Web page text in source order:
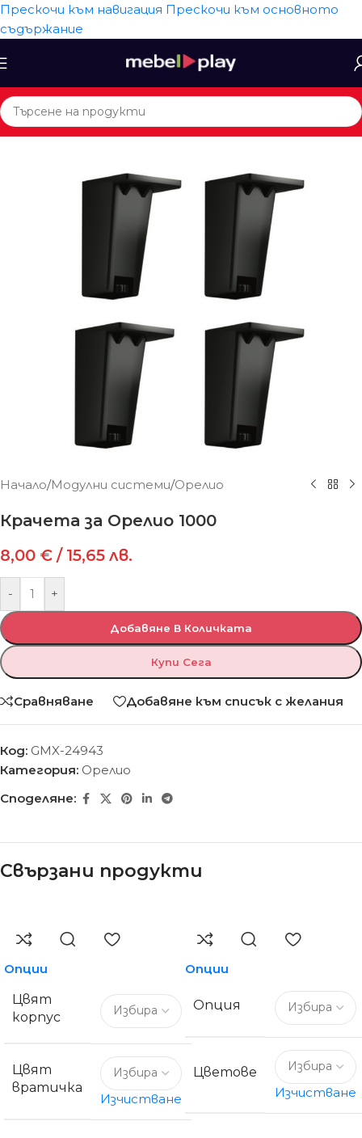
Прескочи към навигация Прескочи към основното
съдържание
Начало/Модулни системи/Орелио
Крачета за Орелио 1000
8,00 € / 15,65 лв.
- +
Добавяне В Количката
Купи Сега
Сравняване Добавяне към списък с желания
Код: GMX-24943
Категория: Орелио
Споделяне:
Свързани продукти
Опции
Цвят
корпус
Цвят
вратичка
Изчистване
Опции
Опция
Цветове
Изчистване